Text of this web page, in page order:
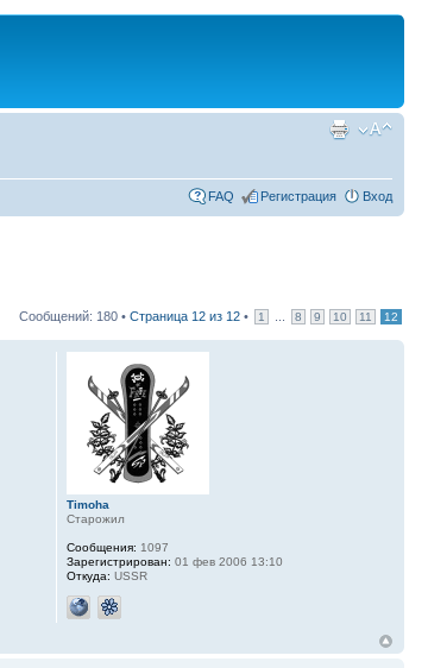
FAQ Регистрация Вход
Сообщений: 180 • Страница 12 из 12 • 1 8 9 10 11 12
Timoha
Старожил
Сообщения: 1097
Зарегистрирован: 01 фев 2006 13:10
Откуда: USSR